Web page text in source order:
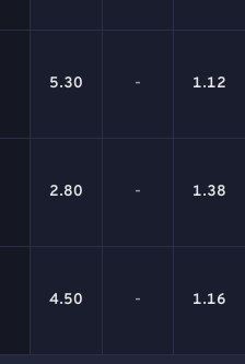
5.30 - 1.12
2.80 - 1.38
4.50 - 1.16